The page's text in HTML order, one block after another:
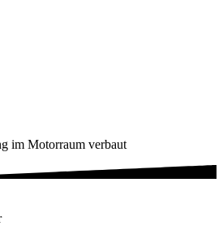
im Motorraum verbaut